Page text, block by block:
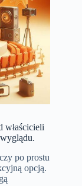
właścicieli
po prostu
opcją.